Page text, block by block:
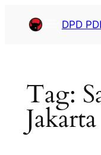
DPD
Tag:
Jakarta